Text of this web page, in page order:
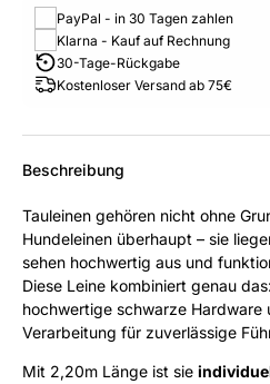
PayPal - in 30 Tagen zahlen
Klarna - Kauf auf Rechnung
30-Tage-Rückgabe
Kostenloser Versand ab 75€
Beschreibung
Tauleinen gehören nicht ohne
Hundeleinen überhaupt – sie
sehen hochwertig aus und
Diese Leine kombiniert genau
hochwertige schwarze Hardware
Verarbeitung für zuverlässige
Mit 2,20m Länge ist sie